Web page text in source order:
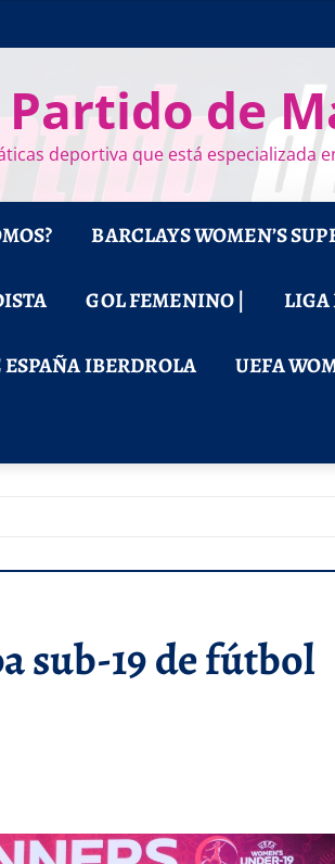
Partido de
deportiva que está especializada
BARCLAYS WOMEN’S
GOL FEMENINO | LIGA
ESPAÑA IBERDROLA UEFA
sub-19 de fútbol